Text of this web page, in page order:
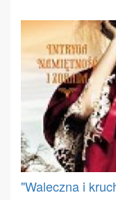
"Waleczna i